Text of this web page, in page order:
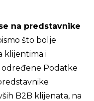
na predstavnike
što bolje
klijentima i
Podatke
B2B klijenata, na